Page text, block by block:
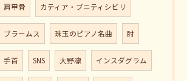
肩甲骨 カティア・ブニティシビリ
ブラームス 珠玉のピアノ名曲 肘
手首 SNS 大野凛 インスダグラム